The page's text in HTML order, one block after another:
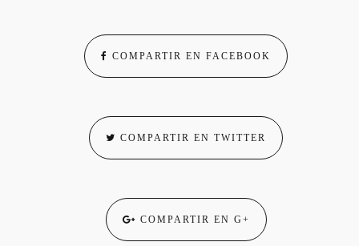
COMPARTIR EN FACEBOOK
COMPARTIR EN TWITTER
COMPARTIR EN G+